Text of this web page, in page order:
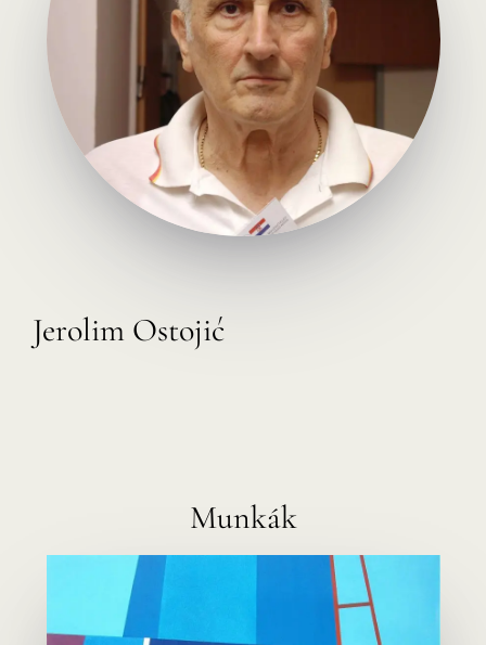
Jerolim Ostojić
Munkák